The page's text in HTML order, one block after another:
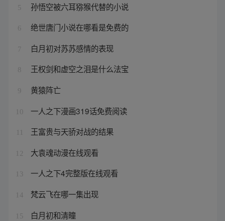
5 孙悟空被六耳猕猴代替的小说
6 绝世唐门小说在哪看是免费的
7 白月初对苏苏感情的表现
8 王权剑和虚空之泪是什么法宝
9 黄猿阵亡
10 一人之下漫画319话免费阅读
王富贵与天骄对战的结果
12 大袁魂动漫在线观看
13 一人之下4完整版在线观看
14 梵云飞在哪一集出现
15 白月初和清瞳